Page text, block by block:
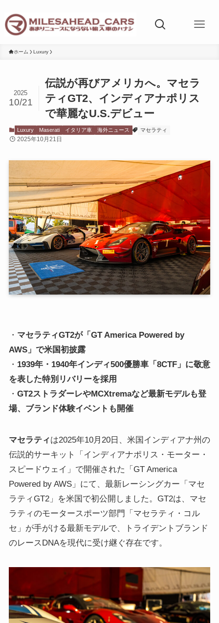
ホーム Luxury
伝説が再びアメリカへ。マセラ
ティGT2、インディアナポリス
で華麗なU.S.デビュー
2025
10/21
Luxury Maserati イタリア車 海外ニュース マセラティ
2025年10月21日
・ マセラティGT2が「GT America Powered by
AWS」で米国初披露
・ 1939年・1940年インディ500優勝車「8CTF」に敬意
を表した特別リバリーを採用
・ GT2ストラダーレやMCXtremaなど最新モデルも登
場、ブランド体験イベントも開催
マセラティは2025年10月20日、米国インディアナ州の
伝説的サーキット「インディアナポリス・モーター・
スピードウェイ」で開催された「GT America
Powered by AWS」にて、最新レーシングカー「マセ
ラティGT2」を米国で初公開しました。GT2は、マセ
ラティのモータースポーツ部門「マセラティ・コル
セ」が手がける最新モデルで、トライデントブランド
のレースDNAを現代に受け継ぐ存在です。